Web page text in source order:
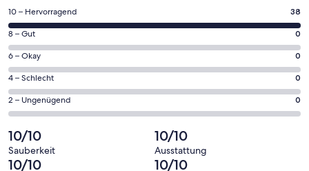
einem
neuen
Fenster
geöffnet
38
von
insgesamt
38
Gästebewertungen
haben
eine
Bewertung
von
10
-
10 – Hervorragend 38
0
von
insgesamt
38
Gästebewertungen
haben
Bewertung
von
8
8 – Gut 0
0
von
insgesamt
38
Gästebewertungen
haben
eine
Bewertung
6 – Okay 0
0
von
insgesamt
Gästebewertungen
haben
eine
4 – Schlecht 0
0
von
insgesamt
38
Gästebewertungen
2 – Ungenügend 0
10/10
Sauberkeit
10/10
Ausstattung
10/10 10/10